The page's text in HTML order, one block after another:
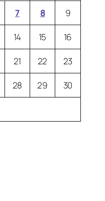
7 8 9
14 15 16
21 22 23
28 29 30